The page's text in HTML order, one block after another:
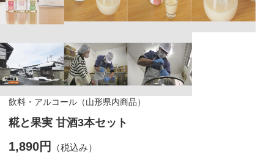
飲料・アルコール（山形県内商品）
糀と果実 甘酒3本セット
1,890円 （税込み）